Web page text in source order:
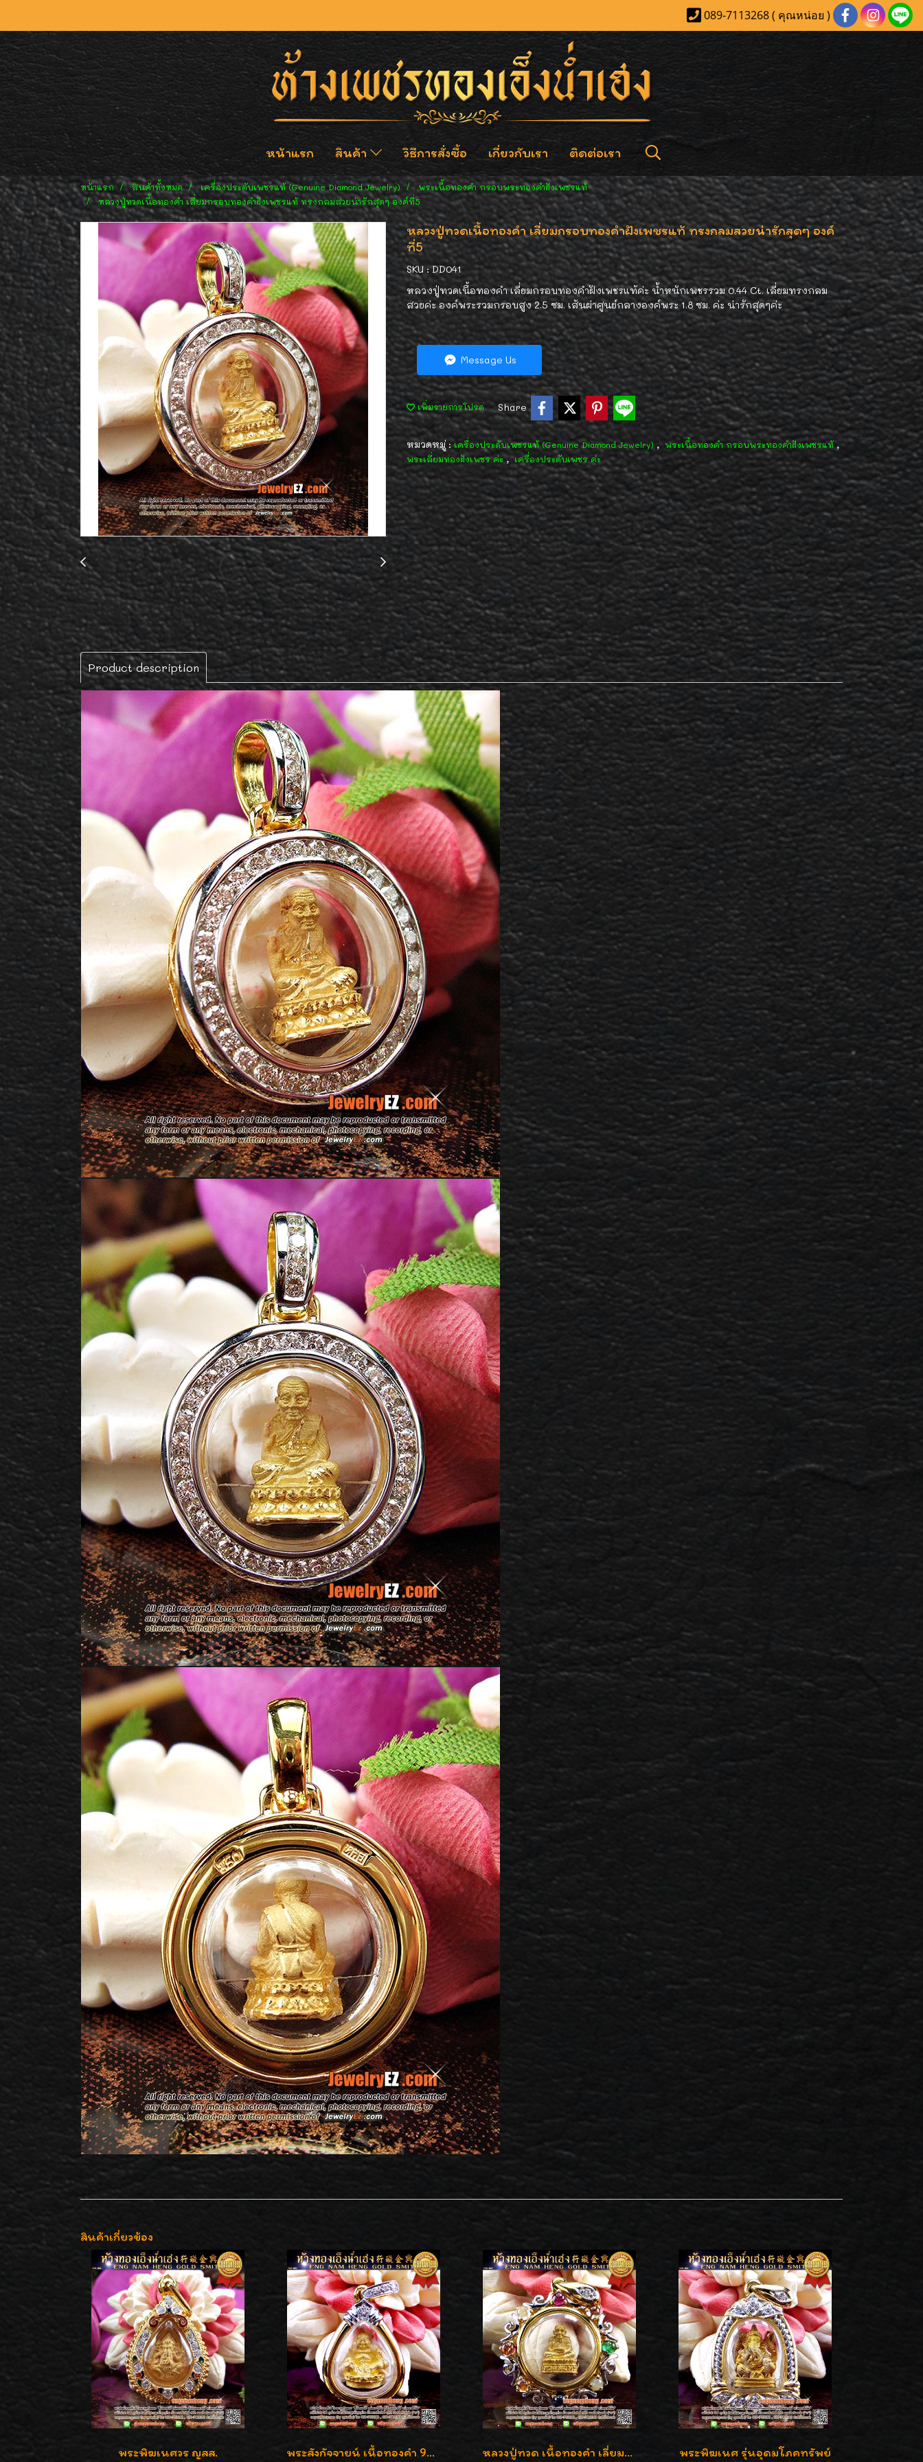
089-7113268 ( คุณหน่อย )
หน้าแรก สินค้า วิธีการสั่งซื้อ เกี่ยวกับเรา ติดต่อเรา
หน้าแรก สินค้าทั้งหมด เครื่องประดับเพชรแท้ (Genuine Diamond Jewelry)
พระเนื้อทองคำ กรอบพระทองคำฝังเพชรแท้
หลวงปู่ทวดเนื้อทองคำ เลี่ยมกรอบทองคำฝังเพชรแท้ ทรงกลมสวยน่ารักสุดๆ องค์ที่5
หลวงปู่ทวดเนื้อทองคำ เลี่ยมกรอบทองคำฝังเพชรแท้ ทรงกลมสวยน่ารักสุดๆ องค์
ที่5
SKU : DD041
หลวงปู่ทวดเนื้อทองคำ เลี่ยมกรอบทองคำฝังเพชรแท้ค่ะ น้ำหนักเพชรรวม 0.44 Ct. เลี่ยมทรงกลม
สวยค่ะ องค์พระรวมกรอบสูง 2.5 ซม. เส้นผ่าศูนย์กลางองค์พระ 1.8 ซม. ค่ะ น่ารักสุดๆค่ะ
Message Us
เพิ่มรายการโปรด Share
หมวดหมู่ :เครื่องประดับเพชรแท้ (Genuine Diamond Jewelry) , พระเนื้อทองคำ กรอบพระทองคำฝังเพชรแท้ ,
พระเลี่ยมทองฝังเพชร ค่ะ, เครื่องประดับเพชร ค่ะ
Product description
สินค้าเกี่ยวข้อง
พระพิฆเนศวร ญสส. พระสังกัจจายน์ เนื้อทองคำ 99.99% หลวงปู่ทวด เนื้อทองคำ เลี่ยมกรอบทองคำประดับเพชรแท้และพลอยนพเก้า น่ารักมากๆค่ะ พระพิฆเนศ รุ่นอุดมโภคทรัพย์